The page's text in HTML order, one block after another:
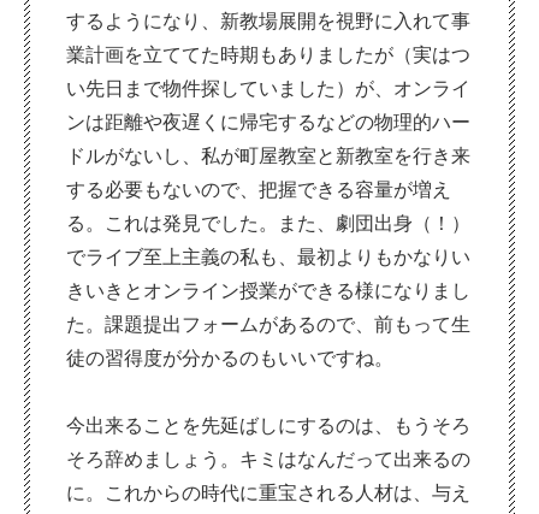
するようになり、新教場展開を視野に入れて事
業計画を立ててた時期もありましたが（実はつ
い先日まで物件探していました）が、オンライ
ンは距離や夜遅くに帰宅するなどの物理的ハー
ドルがないし、私が町屋教室と新教室を行き来
する必要もないので、把握できる容量が増え
る。これは発見でした。また、劇団出身（！）
でライブ至上主義の私も、最初よりもかなりい
きいきとオンライン授業ができる様になりまし
た。課題提出フォームがあるので、前もって生
徒の習得度が分かるのもいいですね。
今出来ることを先延ばしにするのは、もうそろ
そろ辞めましょう。キミはなんだって出来るの
に。これからの時代に重宝される人材は、与え